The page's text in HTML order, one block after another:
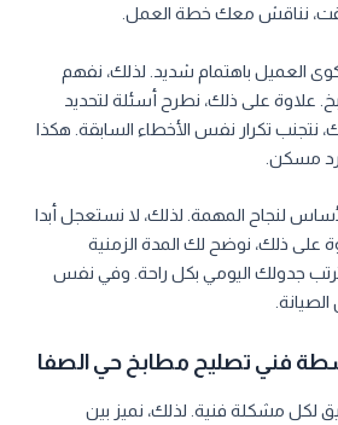
نناقش معك خطة العمل.
العميل باهتمام شديد. لذلك، نفهم
علاوة على ذلك، نطرح أسئلة لتحديد
نتجنب تكرار نفس الأخطاء السابقة. هكذا
مسكن.
لنجاح المهمة. لذلك، لا نستعجل أبدا
ذلك، نوضح لك المدة الزمنية
ترتب جدولك اليومي بكل راحة. وفي نفس
فني تصليح مطابخ حي الصفا
لكل مشكلة فنية. لذلك، نميز بين